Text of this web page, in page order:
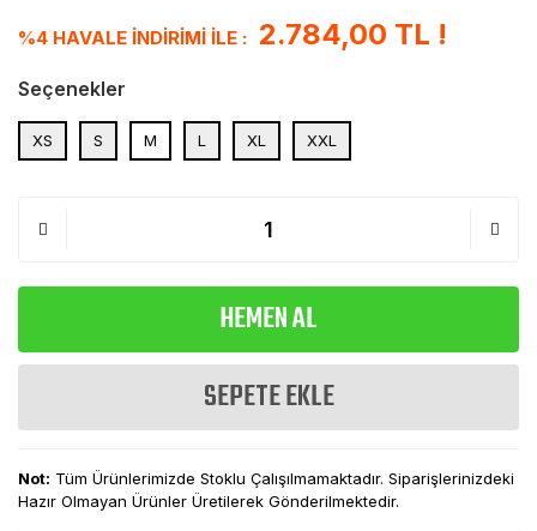
%4 HAVALE İNDİRİMİ İLE : 2.784,00 TL !
Seçenekler
XS S M L XL XXL
HEMEN AL
SEPETE EKLE
Not: Tüm Ürünlerimizde Stoklu Çalışılmamaktadır. Siparişlerinizdeki
Hazır Olmayan Ürünler Üretilerek Gönderilmektedir.